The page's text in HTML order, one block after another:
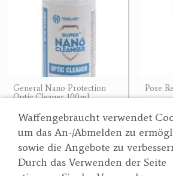
Waffengebraucht verwendet
um das An-/Abmelden zu
sowie die Angebote zu
Durch das Verwenden der Seite
General Nano Protection
Optic Cleaner 100ml
7.90 €
Pose
Suche